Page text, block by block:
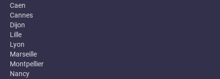
Caen
Cannes
Dijon
Lille
Lyon
Marseille
Montpellier
Nancy